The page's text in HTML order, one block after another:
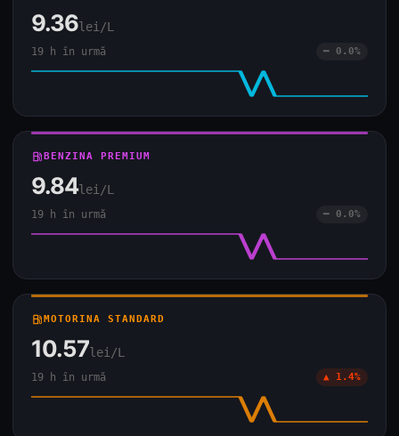
9.36lei/L
19 h în urmă ━ 0.0%
local_gas_stationBENZINA PREMIUM
9.84lei/L
19 h în urmă ━ 0.0%
local_gas_stationMOTORINA STANDARD
10.57lei/L
19 h în urmă ▲ 1.4%